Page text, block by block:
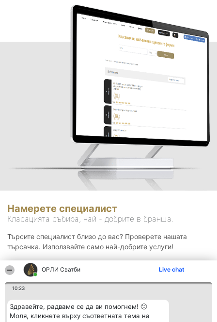
ОРЛИ Сватби Live chat
10:23
Здравейте, радваме се да ви помогнем! 🙂
Моля, кликнете върху съответната тема на
Намерете специалист
Класацията събира, най - добрите в бранша.
Търсите специалист близо до вас? Проверете нашата
търсачка. Използвайте само най-добрите услуги!